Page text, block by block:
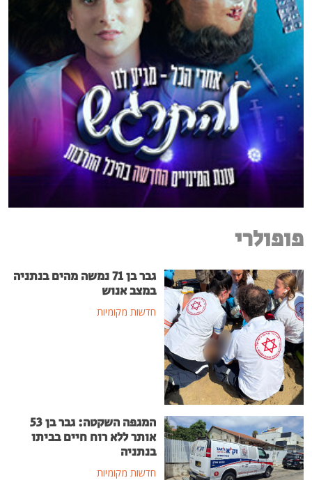
פופולרי
גבר בן 71 נמשה מהים בנתניה
במצב אנוש
חדשות מקומיות
המגפה השקטה: גבר בן 53
אותר ללא רוח חיים בביתו
בנתניה
חדשות מקומיות